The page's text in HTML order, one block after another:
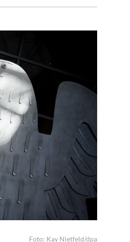
Foto: Kay Nietfeld/dpa